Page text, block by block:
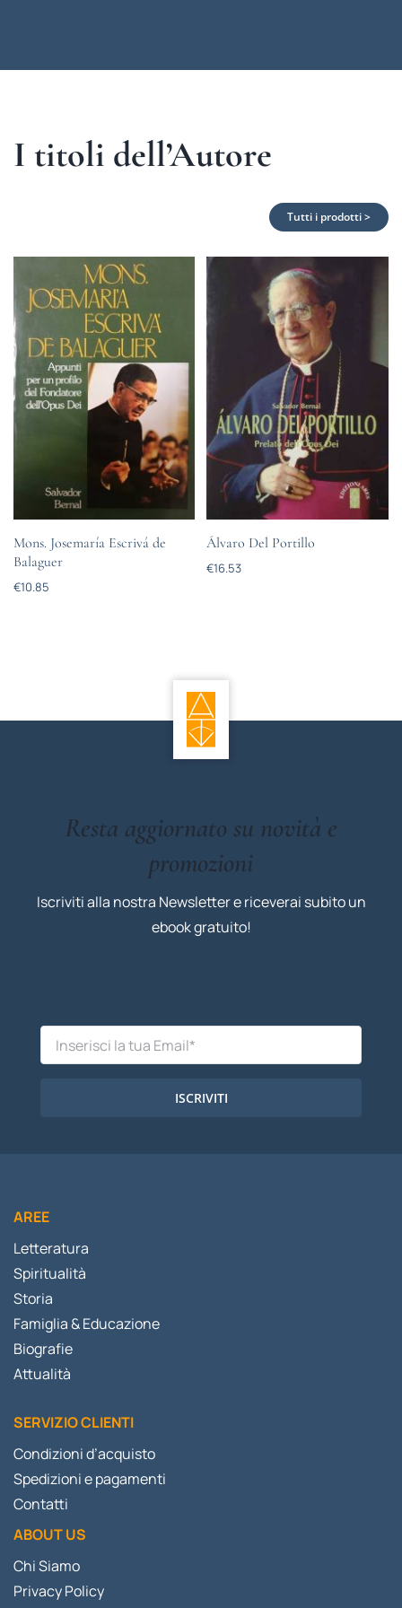
I titoli dell’Autore
Tutti i prodotti >
Mons. Josemarí­a Escrivá de
Balaguer
€10.85
Álvaro Del Portillo
€16.53
Resta aggiornato su novità e
promozioni
Iscriviti alla nostra Newsletter e riceverai subito un
ebook gratuito!
ISCRIVITI
AREE
Letteratura
Spiritualità
Storia
Famiglia & Educazione
Biografie
Attualità
SERVIZIO CLIENTI
Condizioni d’acquisto
Spedizioni e pagamenti
Contatti
ABOUT US
Chi Siamo
Privacy Policy